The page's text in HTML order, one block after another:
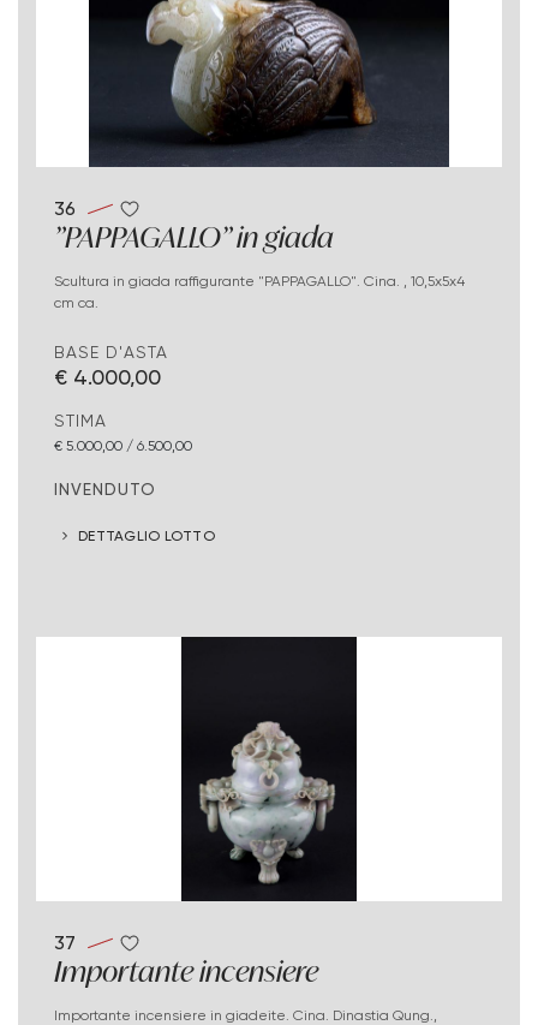
36
"PAPPAGALLO" in giada
Scultura in giada raffigurante "PAPPAGALLO". Cina. , 10,5x5x4
cm ca.
BASE D'ASTA
€ 4.000,00
STIMA
€ 5.000,00 / 6.500,00
INVENDUTO
DETTAGLIO LOTTO
37
Importante incensiere
Importante incensiere in giadeite. Cina. Dinastia Qung.,